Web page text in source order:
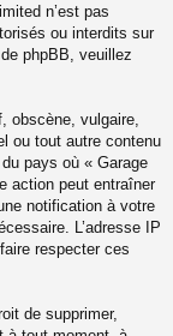
n’est pas
ou interdits sur
phpBB, veuillez
obscène, vulgaire,
ou tout autre contenu
pays où « Garage
action peut entraîner
notification à votre
L’adresse IP
respecter ces
de supprimer,